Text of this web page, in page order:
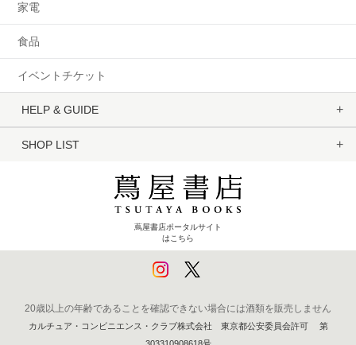
家電
食品
イベントチケット
HELP & GUIDE
SHOP LIST
蔦屋書店ポータルサイト
はこちら
20歳以上の年齢であることを確認できない場合には酒類を販売しません
カルチュア・コンビニエンス・クラブ株式会社 東京都公安委員会許可 第
303310908618号